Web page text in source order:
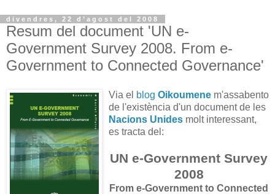
divendres, 22 d’agost del 2008
Resum del document 'UN e-
Government Survey 2008. From e-
Government to Connected Governance'
Via el blog Oikoumene m'assabento
de l'existència d'un document de les
Nacions Unides molt interessant,
es tracta del:
UN e-Government Survey
2008
From e-Government to Connected